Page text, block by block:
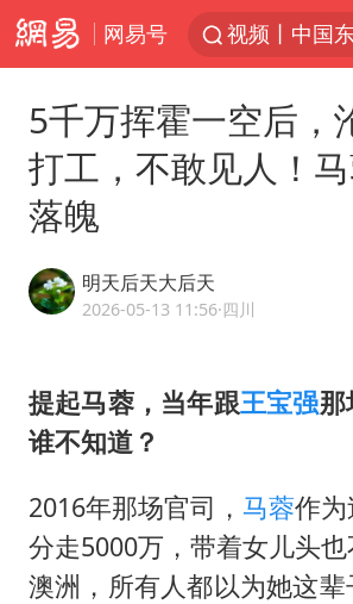
网易号
白海豚将正
浙江台州《
周末打虎 宋
5千万挥霍一空后，
打工，不敢见人！
落魄
明天后天大后天
2026-05-13 11:56·四川
提起马蓉，当年跟王宝强那
谁不知道？
2016年那场官司， 马蓉作
分走5000万，带着女儿头
澳洲，所有人都以为她这